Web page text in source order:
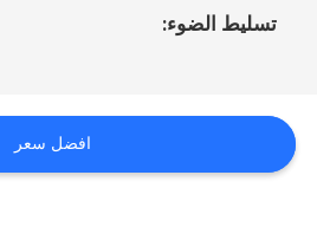
اتصل
أخبار
تسليط الضوء:
افضل سعر